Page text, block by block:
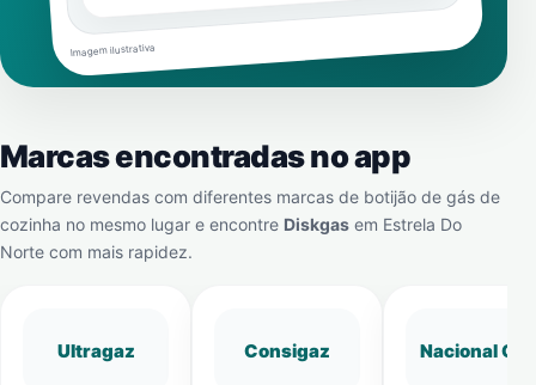
Imagem ilustrativa
Marcas encontradas no app
Compare revendas com diferentes marcas de botijão de gás de
cozinha no mesmo lugar e encontre Diskgas em Estrela Do
Norte com mais rapidez.
Ultragaz Consigaz Nacional Gás